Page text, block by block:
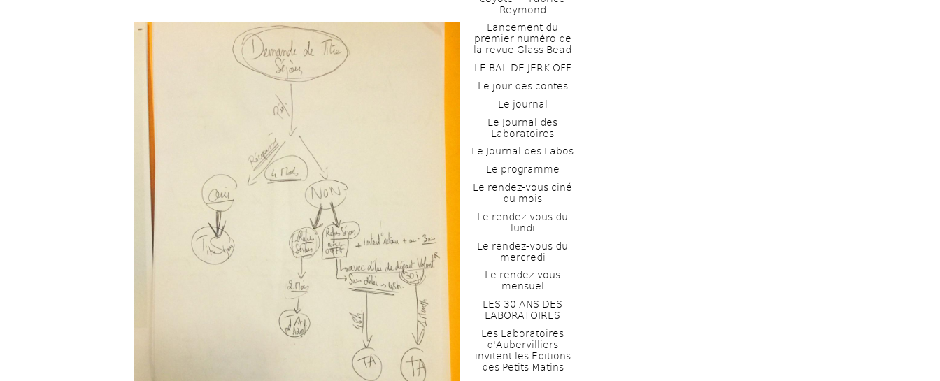
Reymond
Lancement du
premier numéro de
la revue Glass Bead
LE BAL DE JERK OFF
Le jour des contes
Le journal
Le Journal des
Laboratoires
Le Journal des Labos
Le programme
Le rendez-vous ciné
du mois
Le rendez-vous du
lundi
Le rendez-vous du
mercredi
Le rendez-vous
mensuel
LES 30 ANS DES
LABORATOIRES
Les Laboratoires
d'Aubervilliers
invitent les Editions
des Petits Matins